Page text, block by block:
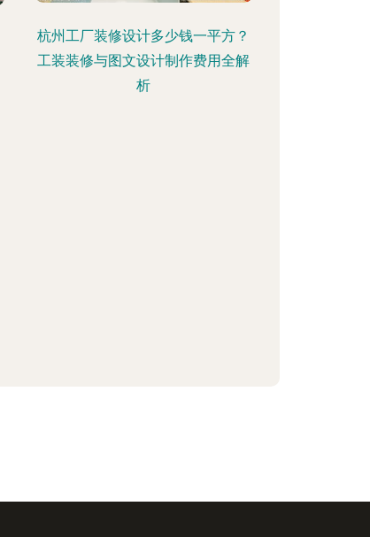
杭州工厂装修设计多少钱一平方？
工装装修与图文设计制作费用全解
析